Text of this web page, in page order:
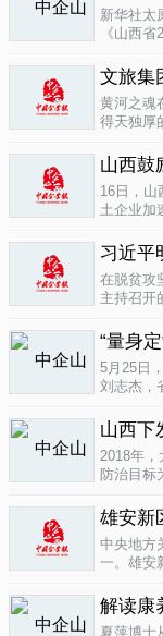
新华社太
《山西
大对涉企
文旅集
黄河之魂
得天独厚
业培育成
山西鼓
16日，山
土企业
习近平
在脱贫攻
主持召开
见》。...
5月25日
刘志杰，
问。据了
2018年，
防治目标
记者从山
雄安新
中央地方
一。雄安
解读康
夏萍博士